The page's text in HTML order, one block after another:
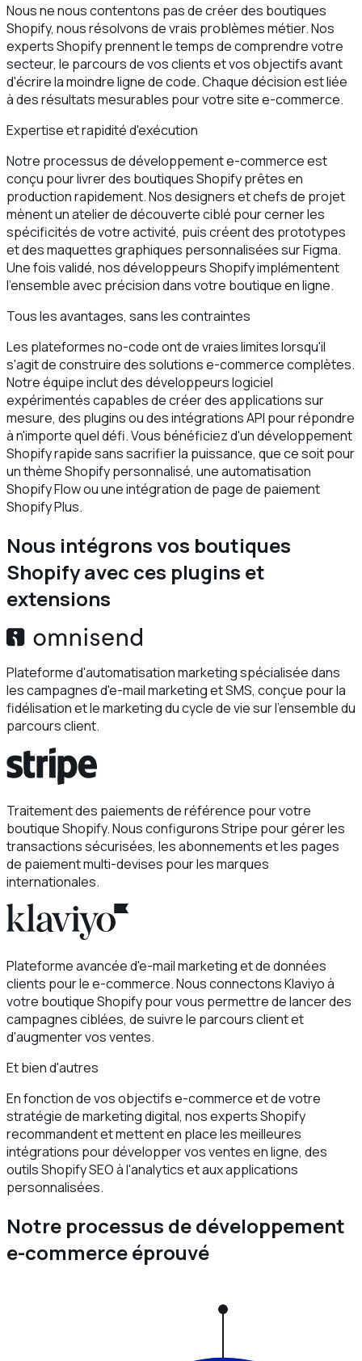
Nous ne nous contentons pas de créer des boutiques
Shopify, nous résolvons de vrais problèmes métier. Nos
experts Shopify prennent le temps de comprendre votre
secteur, le parcours de vos clients et vos objectifs avant
d'écrire la moindre ligne de code. Chaque décision est liée
à des résultats mesurables pour votre site e-commerce.
Expertise et rapidité d'exécution
Notre processus de développement e-commerce est
conçu pour livrer des boutiques Shopify prêtes en
production rapidement. Nos designers et chefs de projet
mènent un atelier de découverte ciblé pour cerner les
spécificités de votre activité, puis créent des prototypes
et des maquettes graphiques personnalisées sur Figma.
Une fois validé, nos développeurs Shopify implémentent
l'ensemble avec précision dans votre boutique en ligne.
Tous les avantages, sans les contraintes
Les plateformes no-code ont de vraies limites lorsqu'il
s'agit de construire des solutions e-commerce complètes.
Notre équipe inclut des développeurs logiciel
expérimentés capables de créer des applications sur
mesure, des plugins ou des intégrations API pour répondre
à n'importe quel défi. Vous bénéficiez d'un développement
Shopify rapide sans sacrifier la puissance, que ce soit pour
un thème Shopify personnalisé, une automatisation
Shopify Flow ou une intégration de page de paiement
Shopify Plus.
Nous intégrons vos boutiques
Shopify avec ces plugins et
extensions
Plateforme d'automatisation marketing spécialisée dans
les campagnes d'e-mail marketing et SMS, conçue pour la
fidélisation et le marketing du cycle de vie sur l'ensemble du
parcours client.
Traitement des paiements de référence pour votre
boutique Shopify. Nous configurons Stripe pour gérer les
transactions sécurisées, les abonnements et les pages
de paiement multi-devises pour les marques
internationales.
Plateforme avancée d'e-mail marketing et de données
clients pour le e-commerce. Nous connectons Klaviyo à
votre boutique Shopify pour vous permettre de lancer des
campagnes ciblées, de suivre le parcours client et
d'augmenter vos ventes.
Et bien d'autres
En fonction de vos objectifs e-commerce et de votre
stratégie de marketing digital, nos experts Shopify
recommandent et mettent en place les meilleures
intégrations pour développer vos ventes en ligne, des
outils Shopify SEO à l'analytics et aux applications
personnalisées.
Notre processus de développement
e-commerce éprouvé